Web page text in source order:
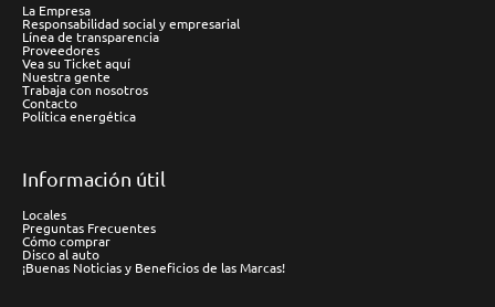
La Empresa
Responsabilidad social y empresarial
Línea de transparencia
Proveedores
Vea su Ticket aquí
Nuestra gente
Trabaja con nosotros
Contacto
Política energética
Información útil
Locales
Preguntas Frecuentes
Cómo comprar
Disco al auto
¡Buenas Noticias y Beneficios de las Marcas!